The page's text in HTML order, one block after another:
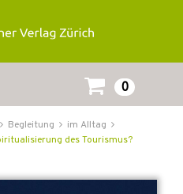
0
Begleitung
im Alltag
des Tourismus?